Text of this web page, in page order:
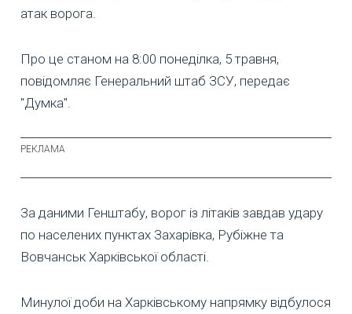
атак ворога.
Про це станом на 8:00 понеділка, 5 травня,
повідомляє Генеральний штаб ЗСУ, передає
"Думка".
За даними Генштабу, ворог із літаків завдав удару
по населених пунктах Захарівка, Рубіжне та
Вовчанськ Харківської області.
Минулої доби на Харківському напрямку відбулося